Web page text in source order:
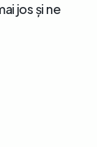
jos și ne